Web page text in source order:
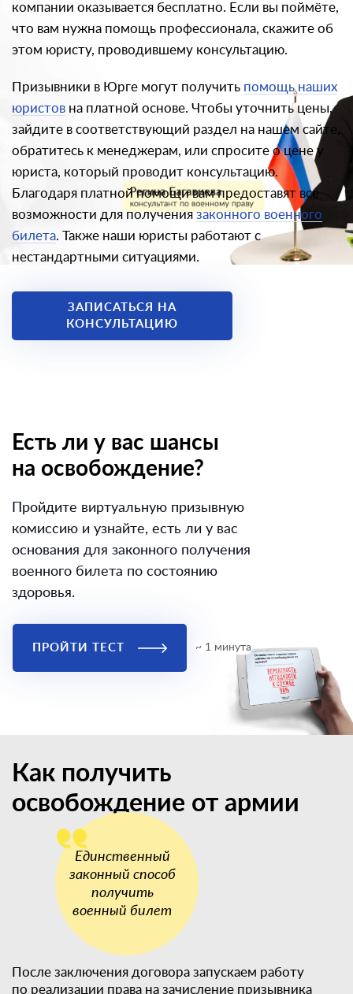
компании оказывается бесплатно. Если вы поймёте,
что вам нужна помощь профессионала, скажите об
этом юристу, проводившему консультацию.
Призывники в Юрге могут получить помощь наших
юристов на платной основе. Чтобы уточнить цены,
зайдите в соответствующий раздел на нашем сайте,
обратитесь к менеджерам, или спросите о цене у
юриста, который проводит консультацию.
Благодаря платной помощи вам предоставят все
возможности для получениязаконного военного
билета. Также наши юристы работают с
нестандартными ситуациями.
ЗАПИСАТЬСЯ НА
КОНСУЛЬТАЦИЮ
Есть ли у вас шансы
на освобождение?
Пройдите виртуальную призывную
комиссию и узнайте, есть ли у вас
основания для законного получения
военного билета по состоянию
здоровья.
ПРОЙТИ ТЕСТ ~ 1 минута
Как получить
освобождение от армии
После заключения договора запускаем работу
по реализации права на зачисление призывника